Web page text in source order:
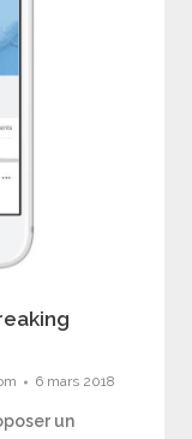
6 mars 2018
un